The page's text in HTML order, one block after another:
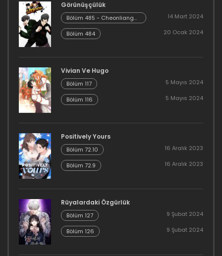
Bölüm 12
11 Mart 2023
Bölüm 11
11 Mart 2023
Bölüm 10
11 Mart 2023
Bölüm 9
11 Mart 2023
Bölüm 8
Bölüm 7
11 Mart 2023
Görünüşçülük
Bölüm 485 - Cheonliang
[04]
14 Mart 2024
Bölüm 484 20 Ocak 2024
Vivian Ve Hugo
Bölüm 117 5 Mayıs 2024
Bölüm 116 5 Mayıs 2024
Positively Yours
Bölüm 72.10 16 Aralık 2023
Bölüm 72.9 16 Aralık 2023
Rüyalardaki Özgürlük
Bölüm 127 9 Şubat 2024
Bölüm 126 9 Şubat 2024